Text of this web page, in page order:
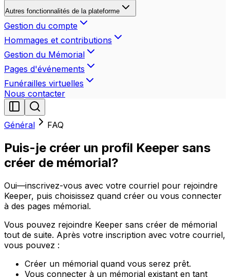
Autres fonctionnalités de la plateforme
Gestion du compte
Hommages et contributions
Gestion du Mémorial
Pages d'événements
Funérailles virtuelles
Nous contacter
Général FAQ
Puis-je créer un profil Keeper sans
créer de mémorial?
Oui—inscrivez-vous avec votre courriel pour rejoindre
Keeper, puis choisissez quand créer ou vous connecter
à des pages mémorial.
Vous pouvez rejoindre Keeper sans créer de mémorial
tout de suite. Après votre inscription avec votre courriel,
vous pouvez :
Créer un mémorial quand vous serez prêt.
Vous connecter à un mémorial existant en tant